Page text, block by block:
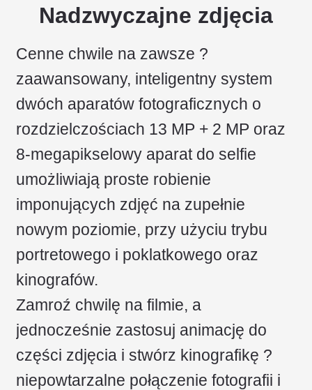
Nadzwyczajne zdjęcia
Cenne chwile na zawsze ?
zaawansowany, inteligentny system
dwóch aparatów fotograficznych o
rozdzielczościach 13 MP + 2 MP oraz
8-megapikselowy aparat do selfie
umożliwiają proste robienie
imponujących zdjęć na zupełnie
nowym poziomie, przy użyciu trybu
portretowego i poklatkowego oraz
kinografów.
Zamroź chwilę na filmie, a
jednocześnie zastosuj animację do
części zdjęcia i stwórz kinografikę ?
niepowtarzalne połączenie fotografii i